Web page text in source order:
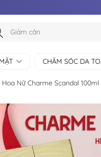
CHĂM SÓC DA
Hoa Nữ Charme Scandal